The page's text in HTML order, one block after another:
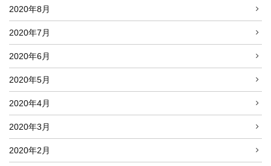
2020年8月
2020年7月
2020年6月
2020年5月
2020年4月
2020年3月
2020年2月